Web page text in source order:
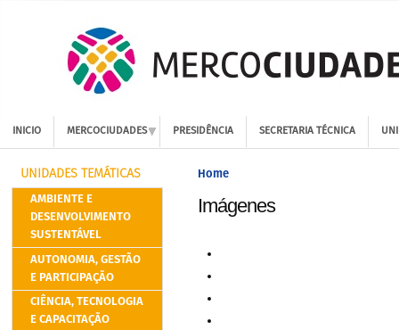
INICIO MERCOCIUDADES PRESIDÊNCIA SECRETARIA TÉCNICA
UNIDADES TEMÁTICAS
AMBIENTE E
DESENVOLVIMENTO
SUSTENTÁVEL
AUTONOMIA, GESTÃO
E PARTICIPAÇÃO
CIÊNCIA, TECNOLOGIA
E CAPACITAÇÃO
Home
Imágenes